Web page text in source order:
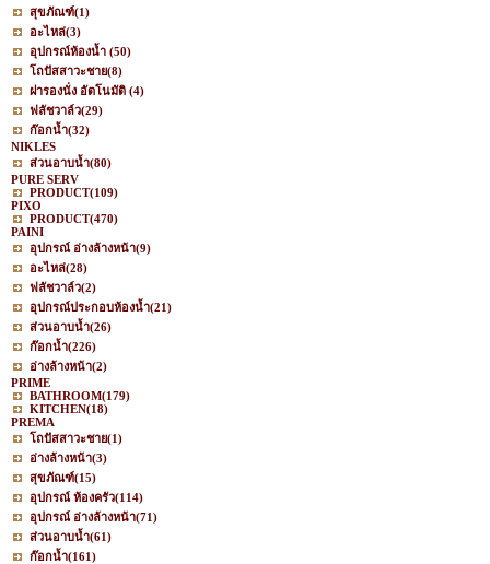
สุขภัณฑ์(1)
อะไหล่(3)
อุปกรณ์ห้องน้ำ (50)
โถปัสสาวะชาย(8)
ฝารองนั่ง อัตโนมัติ (4)
ฟลัชวาล์ว(29)
ก๊อกน้ำ(32)
NIKLES
ส่วนอาบน้ำ(80)
PURE SERV
PRODUCT(109)
PIXO
PRODUCT(470)
PAINI
อุปกรณ์ อ่างล้างหน้า(9)
อะไหล่(28)
ฟลัชวาล์ว(2)
อุปกรณ์ประกอบห้องน้ำ(21)
ส่วนอาบน้ำ(26)
ก๊อกน้ำ(226)
อ่างล้างหน้า(2)
PRIME
BATHROOM(179)
KITCHEN(18)
PREMA
โถปัสสาวะชาย(1)
อ่างล้างหน้า(3)
สุขภัณฑ์(15)
อุปกรณ์ ห้องครัว(114)
อุปกรณ์ อ่างล้างหน้า(71)
ส่วนอาบน้ำ(61)
ก๊อกน้ำ(161)